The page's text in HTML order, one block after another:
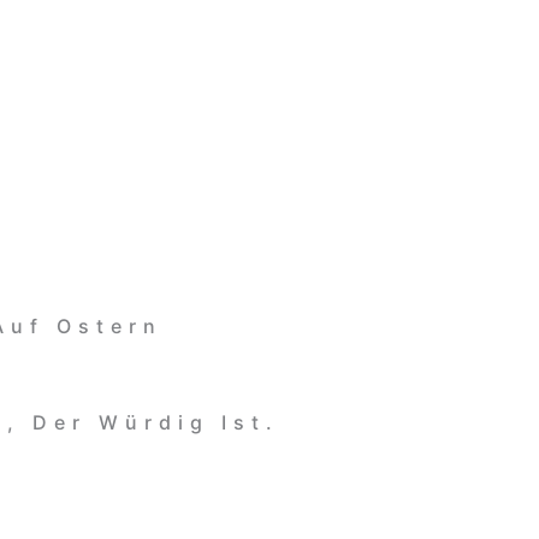
Ostern
Der Würdig Ist.